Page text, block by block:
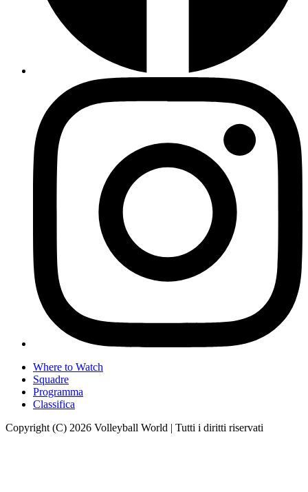
Where to Watch
Squadre
Programma
Classifica
Copyright (C) 2026 Volleyball World | Tutti i diritti riservati